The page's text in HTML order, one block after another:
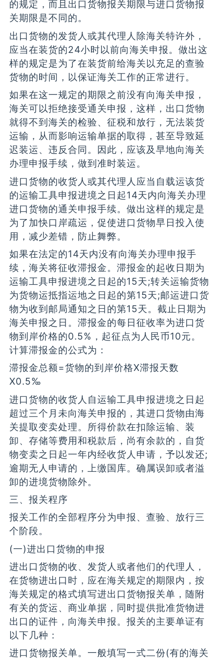
的规定，而且出口货物报关期限与进口货物报
关期限是不同的。
出口货物的发货人或其代理人除海关特许外，
应当在装货的24小时以前向海关申报。做出这
样的规定是为了在装货前给海关以充足的查验
货物的时间，以保证海关工作的正常进行。
如果在这一规定的期限之前没有向海关申报，
海关可以拒绝接受通关申报，这样，出口货物
就得不到海关的检验、征税和放行，无法装货
运输，从而影响运输单据的取得，甚至导致延
迟装运、违反合同。因此，应该及早地向海关
办理申报手续，做到准时装运。
进口货物的收货人或其代理人应当自载运该货
的运输工具申报进境之日起14天内向海关办理
进口货物的通关申报手续。做出这样的规定是
为了加快口岸疏运，促使进口货物早日投入使
用，减少差错，防止舞弊。
如果在法定的14天内没有向海关办理申报手
续，海关将征收滞报金。滞报金的起收日期为
运输工具申报进境之日起的15天;转关运输货物
为货物运抵指运地之日起的第15天;邮运进口货
物为收到邮局通知之日的第15天。截止日期为
海关申报之日。滞报金的每日征收率为进口货
物到岸价格的0.5%，起征点为人民币10元。
计算滞报金的公式为：
滞报金总额=货物的到岸价格X滞报天数
X0.5‰
进口货物的收货人自运输工具申报进境之日起
超过三个月未向海关申报的，其进口货物由海
关提取变卖处理。所得价款在扣除运输、装
卸、存储等费用和税款后，尚有余款的，自货
物变卖之日起一年内经收货人申请，予以发还;
逾期无人申请的，上缴国库。确属误卸或者溢
卸的进境货物除外。
三、报关程序
报关工作的全部程序分为申报、查验、放行三
个阶段。
(一)进出口货物的申报
进出口货物的收、发货人或者他们的代理人，
在货物进出口时，应在海关规定的期限内，按
海关规定的格式填写进出口货物报关单，随附
有关的货运、商业单据，同时提供批准货物进
出口的证件，向海关申报。报关的主要单证有
以下几种：
进口货物报关单。一般填写一式二份(有的海关